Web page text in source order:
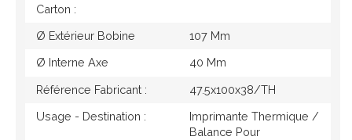
Carton :
Ø Extérieur Bobine 107 Mm
Ø Interne Axe 40 Mm
Référence Fabricant : 47.5x100x38/TH
Usage - Destination :
Imprimante Thermique /
Balance Pour